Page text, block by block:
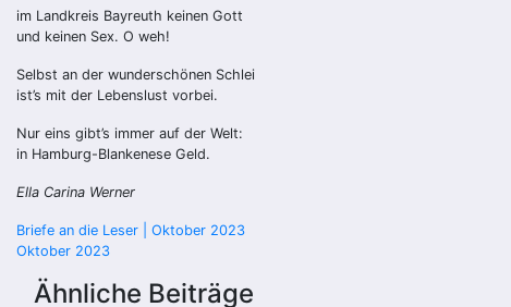
im Landkreis Bayreuth keinen Gott
und keinen Sex. O weh!
Selbst an der wunderschönen Schlei
ist’s mit der Lebenslust vorbei.
Nur eins gibt’s immer auf der Welt:
in Hamburg-Blankenese Geld.
Ella Carina Werner
Beitragsnavigation
Briefe an die Leser | Oktober 2023
Oktober 2023
Ähnliche Beiträge